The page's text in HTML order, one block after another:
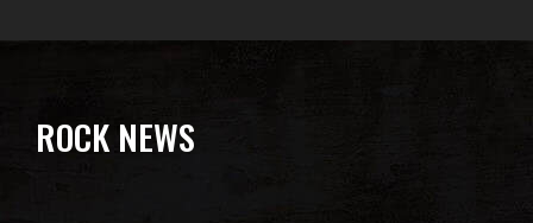
ROCK NEWS